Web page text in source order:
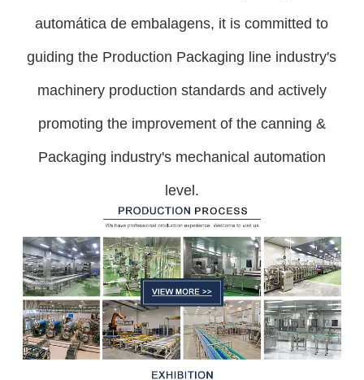
automática de embalagens, it is committed to
guiding the Production Packaging line industry's
machinery production standards and actively
promoting the improvement of the canning &
Packaging industry's mechanical automation
level.